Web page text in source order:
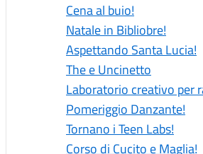
Cena al buio!
Natale in Bibliobre!
Aspettando Santa Lucia!
The e Uncinetto
Laboratorio creativo per
Pomeriggio Danzante!
Tornano i Teen Labs!
Corso di Cucito e Maglia!